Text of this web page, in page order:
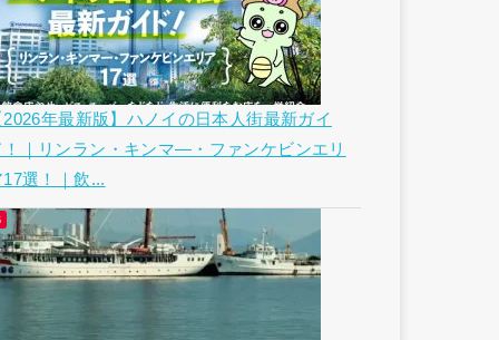
2026年最新版】ハノイの日本人街最新ガイ
！｜リンラン・キンマ―・ファンケビンエリ
17選！｜飲...